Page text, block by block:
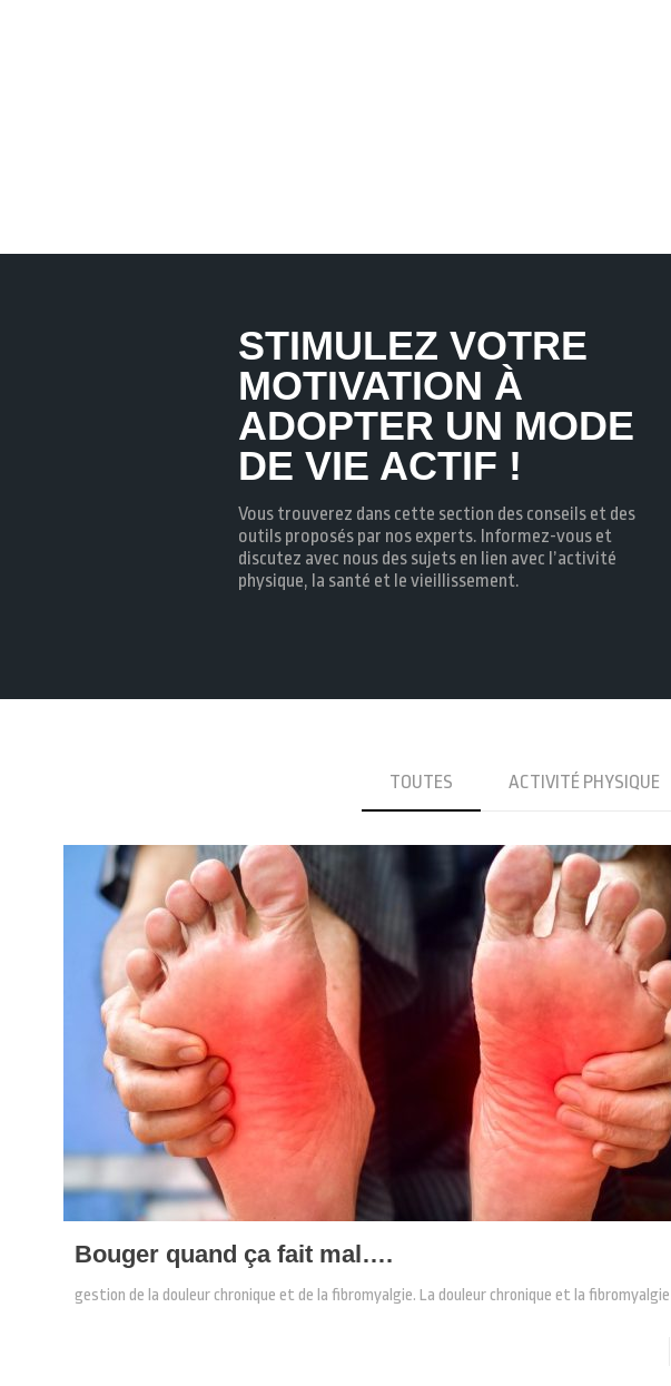
STIMULEZ VOTRE
MOTIVATION À
ADOPTER UN MODE
DE VIE ACTIF !
Vous trouverez dans cette section des conseils et des
outils proposés par nos experts. Informez-vous et
discutez avec nous des sujets en lien avec l’activité
physique, la santé et le vieillissement.
TOUTES ACTIVITÉ PHYSIQUE
Bouger quand ça fait mal….
gestion de la douleur chronique et de la fibromyalgie. La douleur chronique et la fibromyalgie